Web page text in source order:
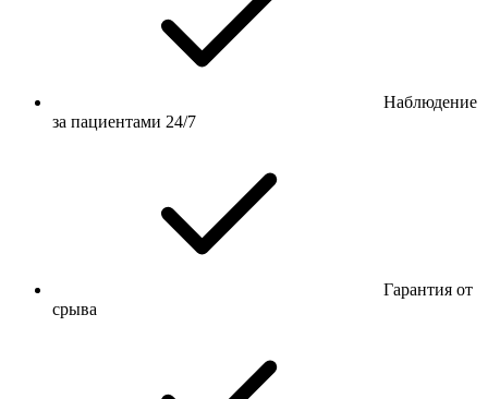
Наблюдение
за пациентами 24/7
Гарантия от
срыва